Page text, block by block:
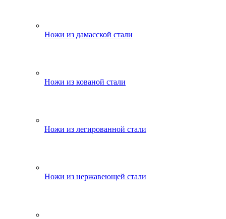
Ножи из дамасской стали
Ножи из кованой стали
Ножи из легированной стали
Ножи из нержавеющей стали